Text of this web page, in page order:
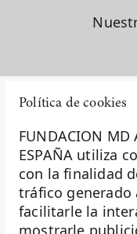
Política de cookies
FUNDACION MD
ESPAÑA utiliza
con la finalidad
tráfico generado
facilitarle la
mostrarle
ensayos clínicos
evento solidario
formación
fundación
Fundación
Fundación MD
Fundación
Ginecología
La Fundación MD
miembro de la